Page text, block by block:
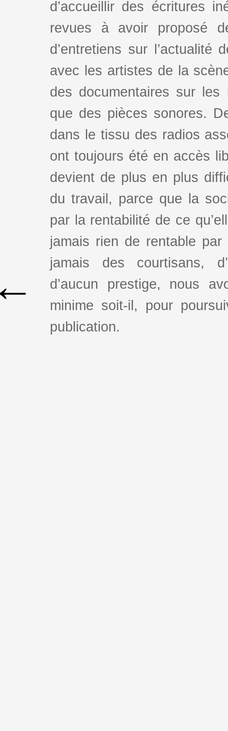
d’accueillir des écritures
revues à avoir proposé
d’entretiens sur l’actualité
avec les artistes de la
des documentaires sur
que des pièces sonores.
dans le tissu des radios
ont toujours été en accès
devient de plus en plus
du travail, parce que la
par la rentabilité de ce
jamais rien de rentable
jamais des courtisans,
d’aucun prestige, nous
minime soit-il, pour
publication.